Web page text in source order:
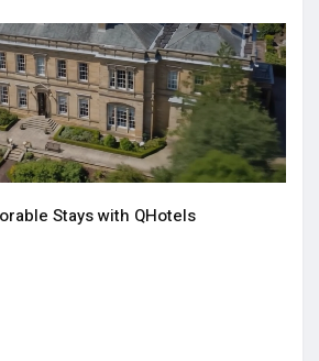
Stays with QHotels